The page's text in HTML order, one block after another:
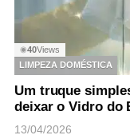
◉40Views
LIMPEZA DOMÉSTICA
Um truque
deixar o Vidro do
13/04/2026